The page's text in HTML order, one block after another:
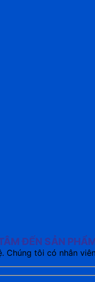
ĐẾN SẢN
Chúng tôi có nhân